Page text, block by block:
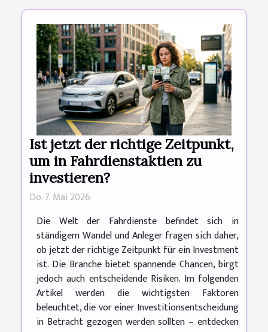
Ist jetzt der richtige Zeitpunkt,
um in Fahrdienstaktien zu
investieren?
Do. 7. Mai 2026
Die Welt der Fahrdienste befindet sich in
ständigem Wandel und Anleger fragen sich daher,
ob jetzt der richtige Zeitpunkt für ein Investment
ist. Die Branche bietet spannende Chancen, birgt
jedoch auch entscheidende Risiken. Im folgenden
Artikel werden die wichtigsten Faktoren
beleuchtet, die vor einer Investitionsentscheidung
in Betracht gezogen werden sollten – entdecken